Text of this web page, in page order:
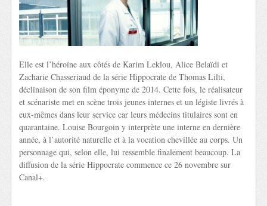
Elle est l’héroïne aux côtés de Karim Leklou, Alice Belaïdi et
Zacharie Chasseriaud de la série Hippocrate de Thomas Lilti,
déclinaison de son film éponyme de 2014. Cette fois, le réalisateur
et scénariste met en scène trois jeunes internes et un légiste livrés à
eux-mêmes dans leur service car leurs médecins titulaires sont en
quarantaine. Louise Bourgoin y interprète une interne en dernière
année, à l’autorité naturelle et à la vocation chevillée au corps. Un
personnage qui, selon elle, lui ressemble finalement beaucoup. La
diffusion de la série Hippocrate commence ce 26 novembre sur
Canal+.